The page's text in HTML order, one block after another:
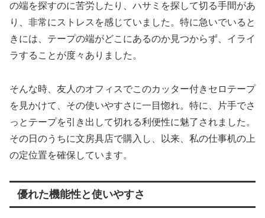
の端を探すのに苦労したり、ハサミを探して切る手間があ
り、非常にストレスを感じていました。特に急いでいると
きには、テープの端がどこにあるのか見つからず、イライ
ラすることが度々ありました。
そんな時、友人のオフィスでこのカッター付きセロテープ
を見かけて、その使いやすさに一目惚れ。特に、片手でさ
っとテープを引き出して切れる利便性に魅了されました。
その日のうちに文房具店で購入し、以来、私の仕事机の上
の定位置を確保しています。
優れた機能性と使いやすさ